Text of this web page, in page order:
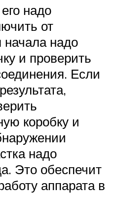
надо
от
надо
и проверить
Если
коробку и
надо
Это обеспечит
аппарата в